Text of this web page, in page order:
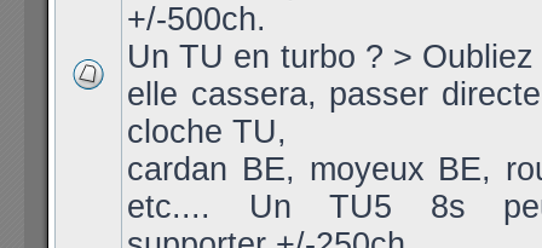
+/-500ch.
Un TU en turbo ? >
elle cassera, passer
cloche TU,
cardan BE, moyeux BE,
etc.... Un TU5 8s